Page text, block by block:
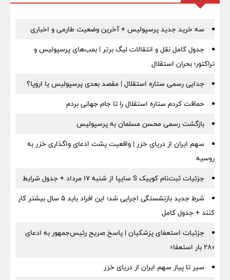
سه خرید جدید پرسپولیس + آخرین وضعیت طارمی و اخباری
جدول کامل نقل و انتقالات لیگ برتر | بمب‌های پرسپولیس و
تراکتور؛ بحران استقلال
جدایی رسمی ستاره استقلال | مقصد بعدی پرسپولیس یا اروپا؟
حماقت کردم ستاره استقلال را تا جام جهانی بردم
بازگشت رسمی محسن مسلمان به پرسپولیس
سهم ایران از دریای خزر | واقعیت پشت ادعای واگذاری خزر به
روسیه
جزئیات ثبت‌نام کوییک S سایپا از شنبه ۱۷ مرداد + جدول شرایط
شرط جدید بازنشستگی اجرایی شد؛ این افراد باید ۵ سال بیشتر کار
کنند + جدول کامل
جزئیات استعفای پزشکیان | پاسخ صریح رئیس‌جمهور به ادعای
«۲۸ بار استعفا»
سیر تا پیاز سهم ایران از دریای خزر